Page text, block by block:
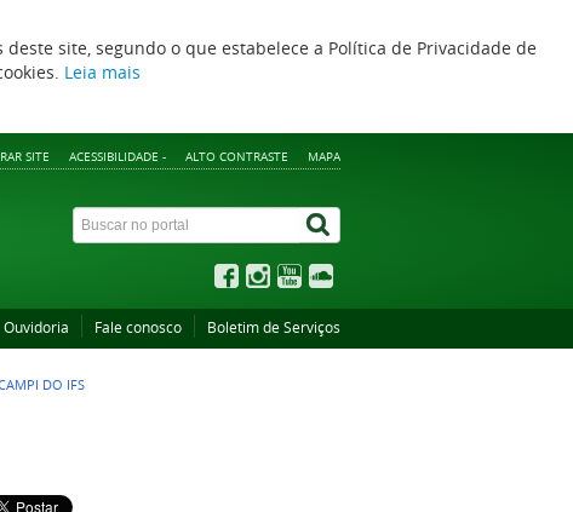
site, segundo o que estabelece a Política de Privacidade de
Leia mais
SITE ACESSIBILIDADE - ALTO CONTRASTE MAPA
Ouvidoria Fale conosco Boletim de Serviços
DO IFS